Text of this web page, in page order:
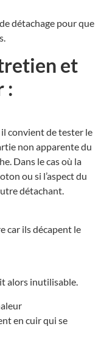
détachage pour que
et
:
convient de tester le
non apparente du
Dans le cas où la
ou si l’aspect du
détachant.
car ils décapent le
alors inutilisable.
en cuir qui se